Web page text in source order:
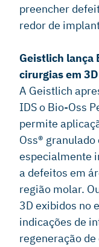
preencher
redor de
Geistlich lança
cirurgias em 3D
A Geistlich
IDS o Bio-Oss
permite
Oss®
especialmente
a defeitos em
região molar.
3D exibidos no
indicações de
regeneração